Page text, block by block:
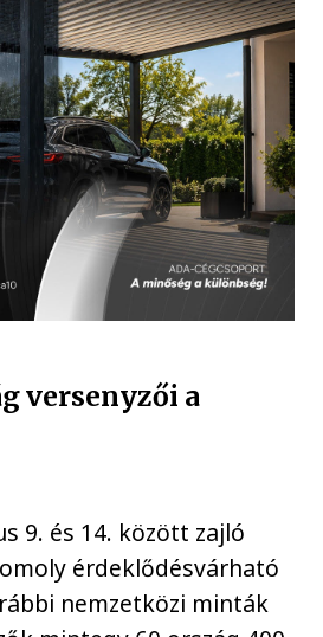
versenyzői a
9. és 14. között zajló
érdeklődésvárható
nemzetközi minták